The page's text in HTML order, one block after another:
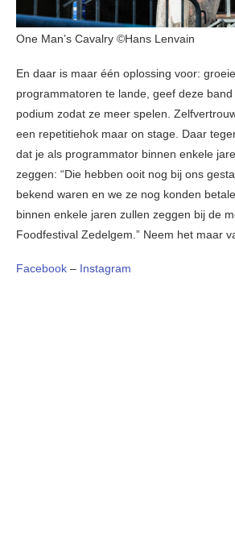
One Man’s Cavalry ©Hans Lenvain
En daar is maar één oplossing voor:
programmatoren te lande, geef deze
podium zodat ze meer spelen.
een repetitiehok maar on stage. Daar
dat je als programmator binnen enkele
zeggen: “Die hebben ooit nog bij ons
bekend waren en we ze nog konden
binnen enkele jaren zullen zeggen bij de
Foodfestival Zedelgem.” Neem het maar
Facebook – Instagram